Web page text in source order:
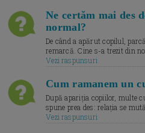
Ne certăm mai des
normal?
De când a apărut copilul,
remarcă. Cine s-a trezit din
Vezi raspunsuri
Cum ramanem un
După apariția copiilor, multe
spune prea des: relația se
Vezi raspunsuri